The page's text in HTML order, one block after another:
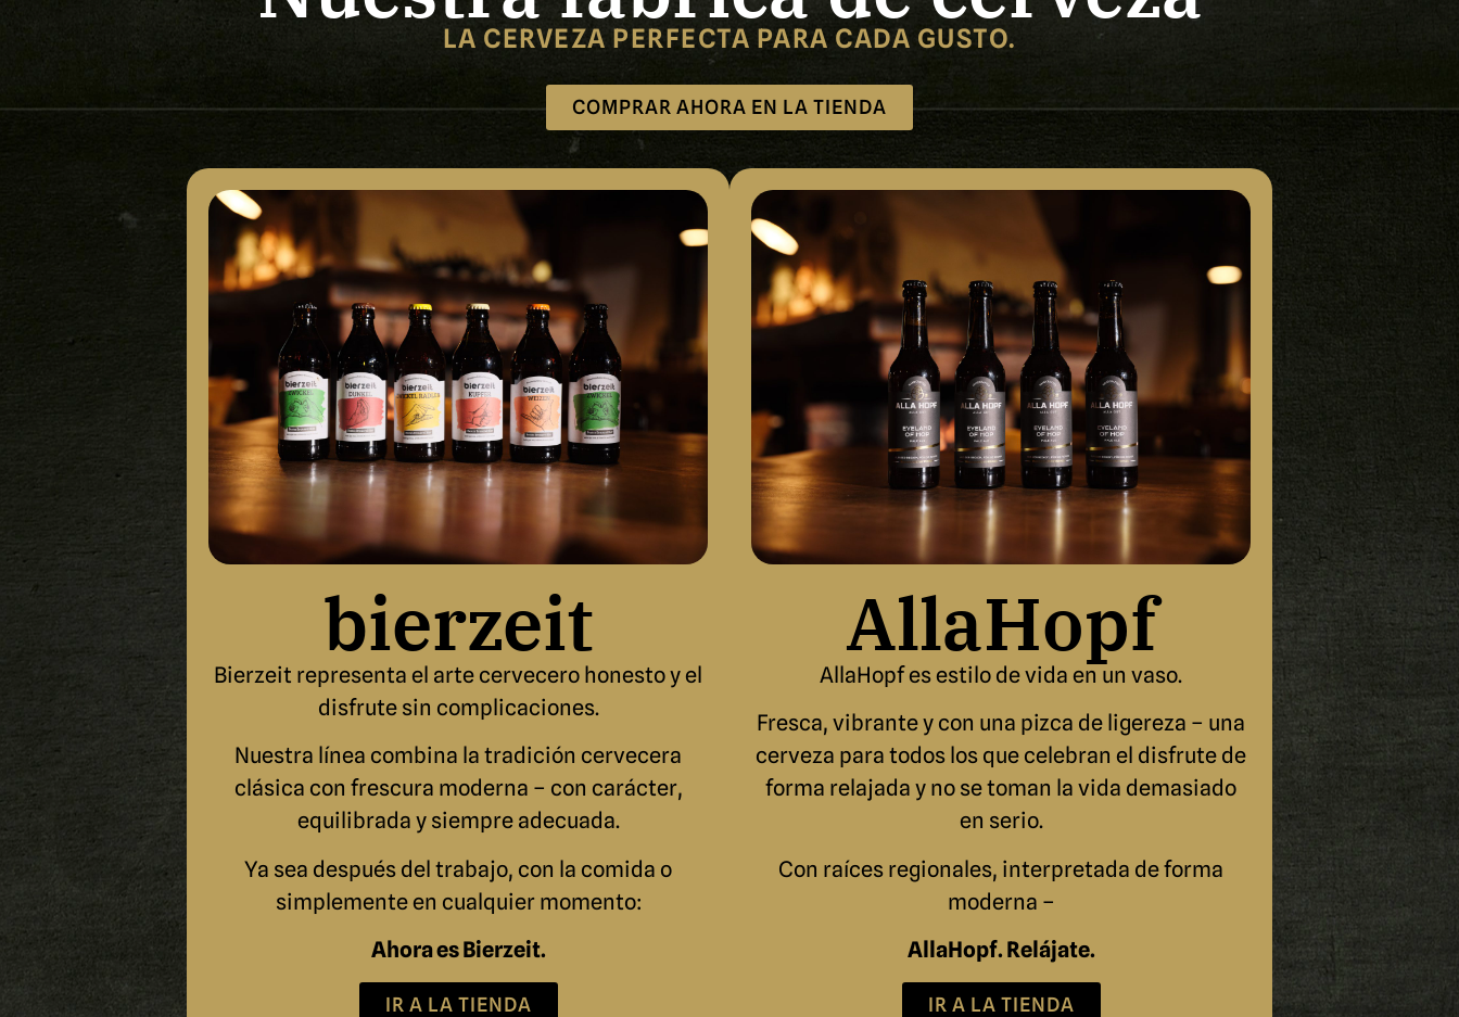
LA CERVEZA PERFECTA PARA CADA GUSTO.
COMPRAR AHORA EN LA TIENDA
bierzeit
Bierzeit representa el arte cervecero honesto y el
disfrute sin complicaciones.
Nuestra línea combina la tradición cervecera
clásica con frescura moderna – con carácter,
equilibrada y siempre adecuada.
Ya sea después del trabajo, con la comida o
simplemente en cualquier momento:
Ahora es Bierzeit.
IR A LA TIENDA
AllaHopf
AllaHopf es estilo de vida en un vaso.
Fresca, vibrante y con una pizca de ligereza – una
cerveza para todos los que celebran el disfrute de
forma relajada y no se toman la vida demasiado
en serio.
Con raíces regionales, interpretada de forma
moderna –
AllaHopf. Relájate.
IR A LA TIENDA